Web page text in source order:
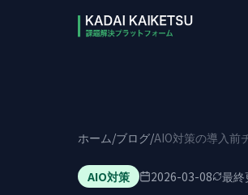
ホーム/ブログ/
AIO対策 2026-03-08 最終